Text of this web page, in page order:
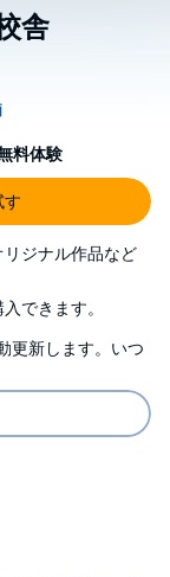
舎
料体験
す
ジナル作品など
できます。
更新します。いつ